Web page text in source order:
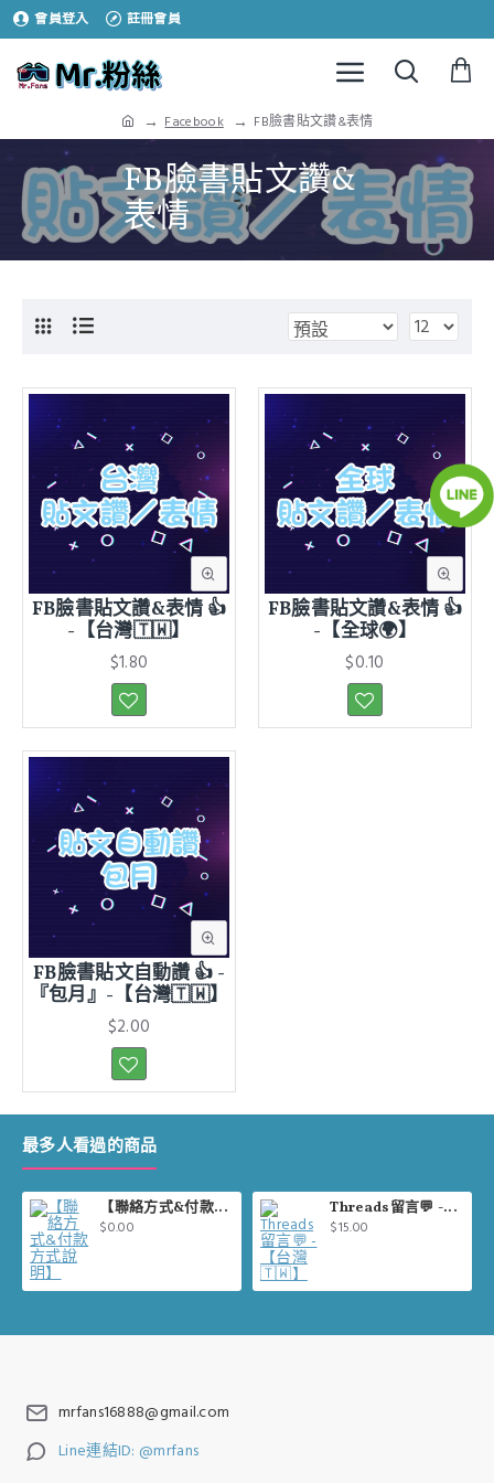
會員登入 註冊會員
Facebook FB臉書貼文讚&表情
FB臉書貼文讚&
表情
FB臉書貼文讚&表情 👍
-【台灣🇹🇼】
$1.80
FB臉書貼文讚&表情 👍
-【全球🌍】
$0.10
FB臉書貼文自動讚 👍 -
『包月』-【台灣🇹🇼】
$2.00
最多人看過的商品
【聯絡方式&付款方式說明】
$0.00
Threads留言💬 -【台灣🇹🇼】
$15.00
mrfans16888@gmail.com
Line連結ID: @mrfans